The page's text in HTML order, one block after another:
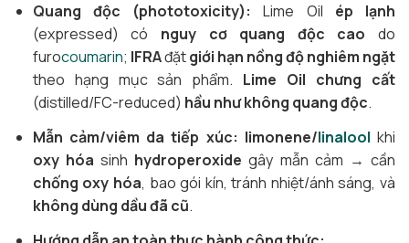
Quang độc (phototoxicity): Lime Oil ép lạnh
(expressed) có nguy cơ quang độc cao do
furocoumarin; IFRAđặtgiới hạn nồng độ nghiêm ngặt
theo hạng mục sản phẩm. Lime Oil chưng cất
(distilled/FC-reduced) hầu như không quang độc.
Mẫn cảm/viêm da tiếp xúc: limonene/linalool khi
oxy hóa sinh hydroperoxide gây mẫn cảm → cần
chống oxy hóa, bao gói kín, tránh nhiệt/ánh sáng, và
không dùng dầu đã cũ.